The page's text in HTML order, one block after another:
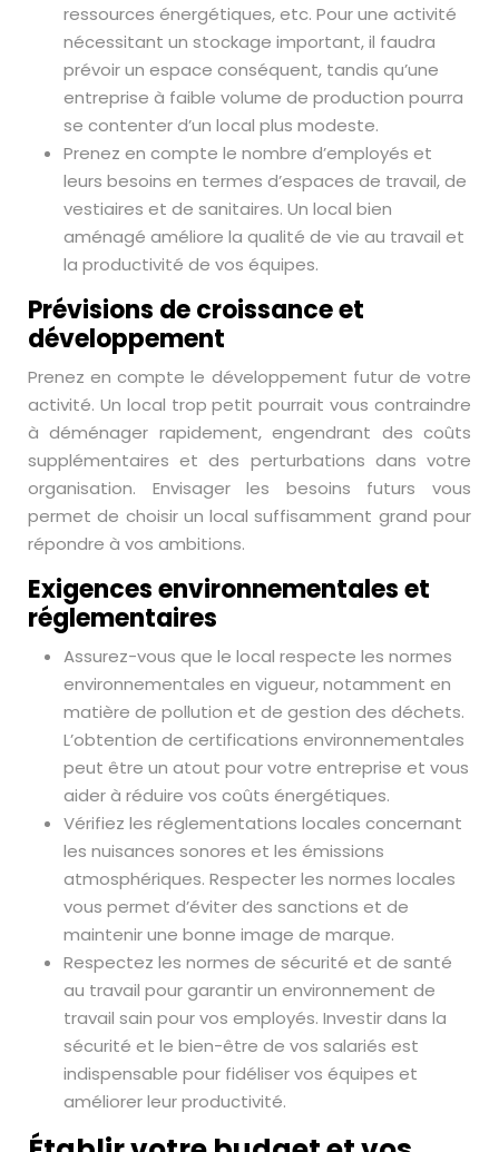
ressources énergétiques, etc. Pour une activité
nécessitant un stockage important, il faudra
prévoir un espace conséquent, tandis qu’une
entreprise à faible volume de production pourra
se contenter d’un local plus modeste.
Prenez en compte le nombre d’employés et
leurs besoins en termes d’espaces de travail, de
vestiaires et de sanitaires. Un local bien
aménagé améliore la qualité de vie au travail et
la productivité de vos équipes.
Prévisions de croissance et
développement
Prenez en compte le développement futur de votre
activité. Un local trop petit pourrait vous contraindre
à déménager rapidement, engendrant des coûts
supplémentaires et des perturbations dans votre
organisation. Envisager les besoins futurs vous
permet de choisir un local suffisamment grand pour
répondre à vos ambitions.
Exigences environnementales et
réglementaires
Assurez-vous que le local respecte les normes
environnementales en vigueur, notamment en
matière de pollution et de gestion des déchets.
L’obtention de certifications environnementales
peut être un atout pour votre entreprise et vous
aider à réduire vos coûts énergétiques.
Vérifiez les réglementations locales concernant
les nuisances sonores et les émissions
atmosphériques. Respecter les normes locales
vous permet d’éviter des sanctions et de
maintenir une bonne image de marque.
Respectez les normes de sécurité et de santé
au travail pour garantir un environnement de
travail sain pour vos employés. Investir dans la
sécurité et le bien-être de vos salariés est
indispensable pour fidéliser vos équipes et
améliorer leur productivité.